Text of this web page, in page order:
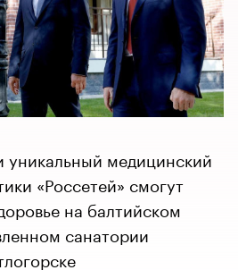
уникальный медицинский
«Россетей» смогут
на балтийском
санатории